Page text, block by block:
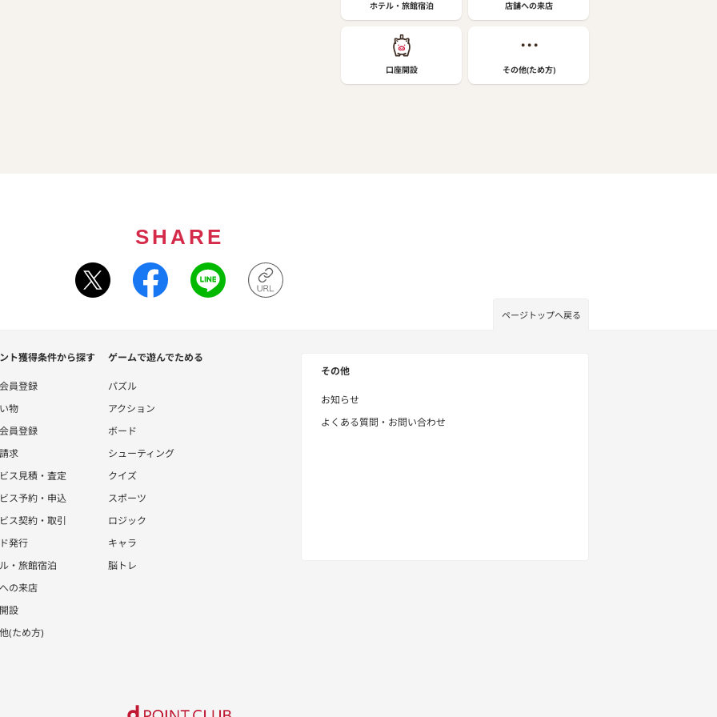
ホテル・旅館宿泊 店舗への来店
口座開設 その他(ため方)
SHARE
ページトップへ戻る
ト獲得条件から探す
員登録
物
員登録
求
ス見積・査定
ス予約・申込
ス契約・取引
発行
・旅館宿泊
の来店
設
(ため方)
ゲームで遊んでためる
パズル
アクション
ボード
シューティング
クイズ
スポーツ
ロジック
キャラ
脳トレ
その他
お知らせ
よくある質問・お問い合わせ